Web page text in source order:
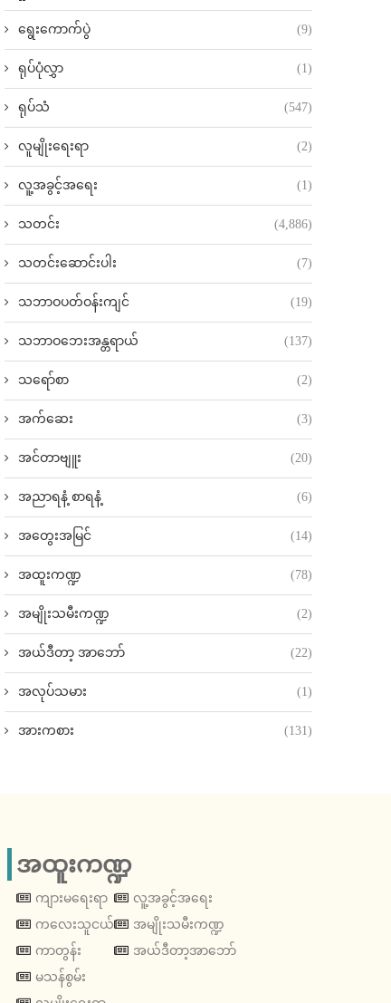
ရွေးကောက်ပွဲ (9)
ရုပ်ပုံလွှာ (1)
ရုပ်သံ (547)
လူမျိုးရေးရာ (2)
လူ့အခွင့်အရေး (1)
သတင်း (4,886)
သတင်းဆောင်းပါး (7)
သဘာဝပတ်ဝန်းကျင် (19)
သဘာဝဘေးအန္တရာယ် (137)
သရော်စာ (2)
အက်ဆေး (3)
အင်တာဗျူး (20)
အညာရနံ့ စာရနံ့ (6)
အတွေးအမြင် (14)
အထူးကဏ္ဍ (78)
အမျိုးသမီးကဏ္ဍ (2)
အယ်ဒီတာ့ အာဘော် (22)
အလုပ်သမား (1)
အားကစား (131)
အထူးကဏ္ဍ
ကျားမရေးရာ
ကလေးသူငယ်
ကာတွန်း
မသန်စွမ်း
လူ့အခွင့်အရေး
အမျိုးသမီးကဏ္ဍ
အယ်ဒီတာ့အာဘော်